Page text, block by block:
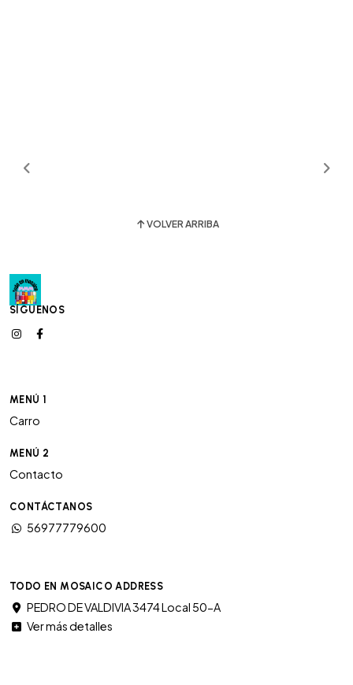
VOLVER ARRIBA
SÍGUENOS
MENÚ 1
Carro
MENÚ 2
Contacto
CONTÁCTANOS
56977779600
TODO EN MOSAICO ADDRESS
PEDRO DE VALDIVIA 3474 Local 50-A
Ver más detalles